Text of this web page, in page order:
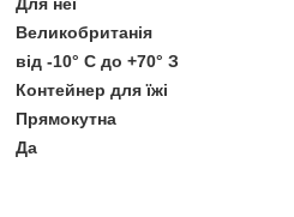
Великобританія
від -10° С до +70° З
Контейнер для їжі
Прямокутна
Да